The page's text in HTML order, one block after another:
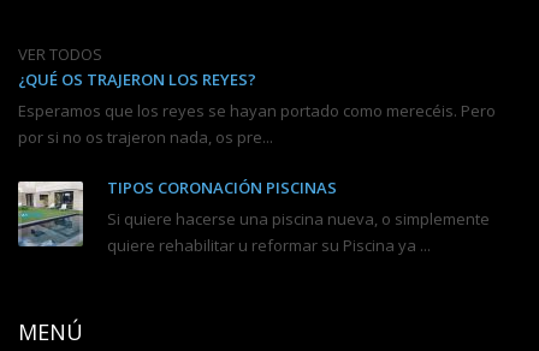
VER TODOS
¿QUÉ OS TRAJERON LOS REYES?
Esperamos que los reyes se hayan portado como merecéis. Pero
por si no os trajeron nada, os pre...
TIPOS CORONACIÓN PISCINAS
Si quiere hacerse una piscina nueva, o simplemente
quiere rehabilitar u reformar su Piscina ya ...
MENÚ